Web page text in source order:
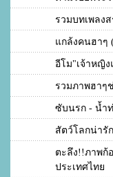
รวมบทเพลงส
แกล้งคนฮาๆ
อีโม"เจ้าหญิ
รวมภาพฮาๆ
ซับนรก - น้ำ
สัตว์โลกน่ารั
ตะลึง!!ภาพก้
ประเทศไทย